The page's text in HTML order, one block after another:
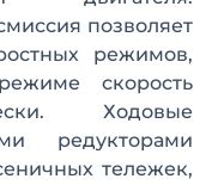
позволяет
режимов,
скорость
Ходовые
редукторами
тележек,